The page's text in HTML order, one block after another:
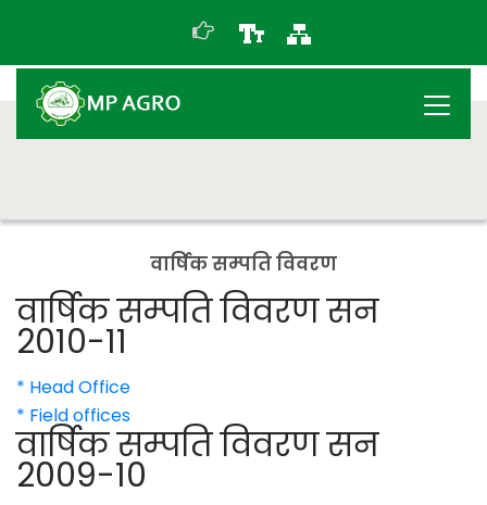
वार्षिक सम्पति विवरण
वार्षिक सम्पति विवरण सन
2010-11
* Head Office
* Field offices
वार्षिक सम्पति विवरण सन
2009-10